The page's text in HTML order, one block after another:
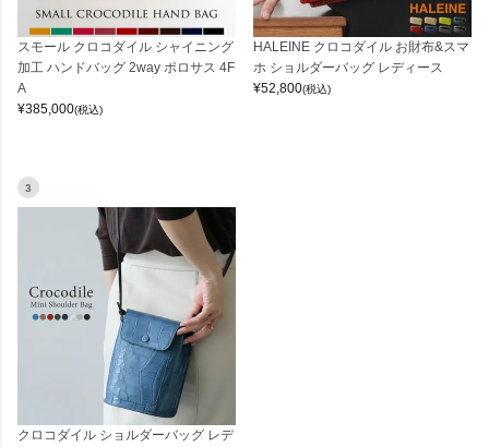
スモール クロコダイル シャイニング
加工 ハンドバッグ 2way ポロサス 4F
A
¥385,000(税込)
HALEINE クロコダイル お財布&スマ
ホ ショルダーバッグ レディース
¥52,800(税込)
3
クロコダイル ショルダーバッグ レデ